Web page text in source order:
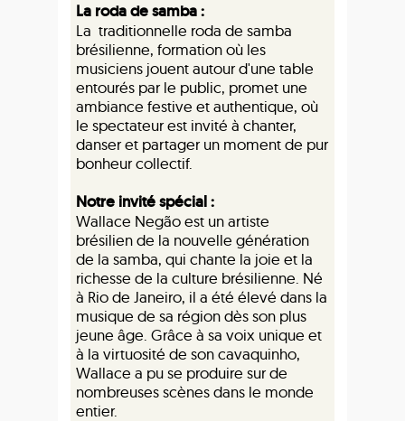
La roda de samba :
La traditionnelle roda de samba
brésilienne, formation où les
musiciens jouent autour d'une table
entourés par le public, promet une
ambiance festive et authentique, où
le spectateur est invité à chanter,
danser et partager un moment de pur
bonheur collectif.
Notre invité spécial :
Wallace Negão est un artiste
brésilien de la nouvelle génération
de la samba, qui chante la joie et la
richesse de la culture brésilienne. Né
à Rio de Janeiro, il a été élevé dans la
musique de sa région dès son plus
jeune âge. Grâce à sa voix unique et
à la virtuosité de son cavaquinho,
Wallace a pu se produire sur de
nombreuses scènes dans le monde
entier.